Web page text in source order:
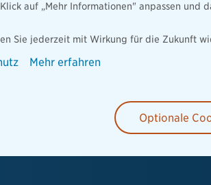
auf „Mehr Informationen" anpassen und
Sie jederzeit mit Wirkung für die Zukunft
Mehr erfahren
Optionale